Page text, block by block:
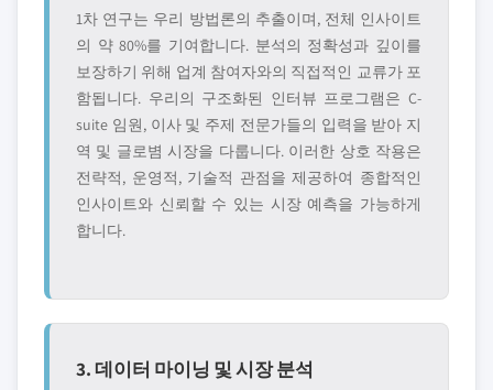
1차 연구는 우리 방법론의 추출이며, 전체 인사이트
의 약 80%를 기여합니다. 분석의 정확성과 깊이를
보장하기 위해 업계 참여자와의 직접적인 교류가 포
함됩니다. 우리의 구조화된 인터뷰 프로그램은 C-
suite 임원, 이사 및 주제 전문가들의 입력을 받아 지
역 및 글로볌 시장을 다룹니다. 이러한 상호 작용은
전략적, 운영적, 기술적 관점을 제공하여 종합적인
인사이트와 신뢰할 수 있는 시장 예측을 가능하게
합니다.
3. 데이터 마이닝 및 시장 분석